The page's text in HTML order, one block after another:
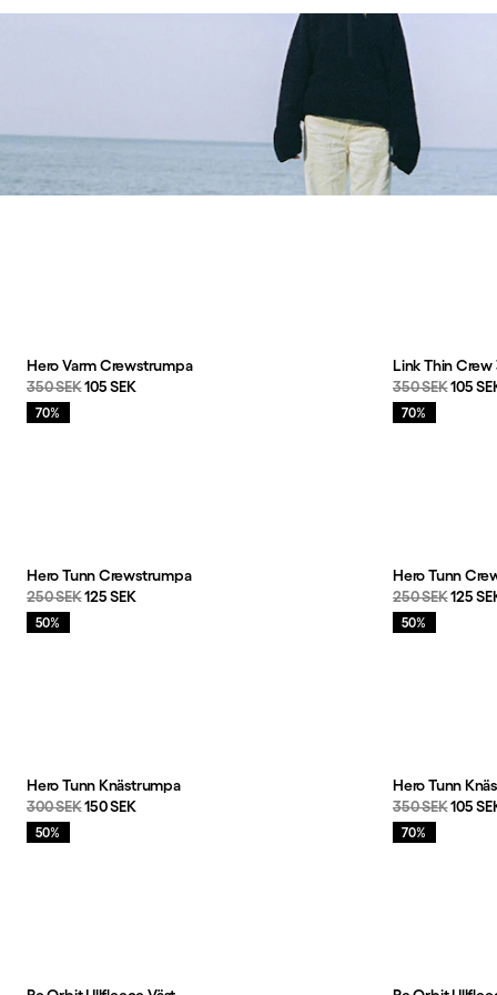
Hero Varm Crewstrumpa
Originalpris:
350 SEKReapris:
105 SEK
Rea:
70%
Link Thin Crew
Originalpris:
350 SEK105
Rea:
70%
Hero Tunn Crewstrumpa
Originalpris:
250 SEKReapris:
125 SEK
Rea:
50%
Hero Tunn
Originalpris:
250 SEK125
Rea:
50%
Hero Tunn Knästrumpa
Originalpris:
300 SEKReapris:
150 SEK
Rea:
50%
Hero Tunn
Originalpris:
350 SEK105
Rea:
70%